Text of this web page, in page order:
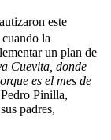
este
la
un plan de
Cuevita, donde
es el mes de
Pinilla,
padres,